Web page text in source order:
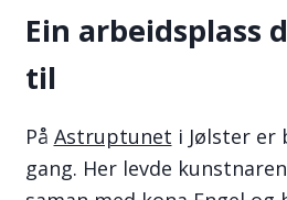
Ein arbeidsplass
til
På Astruptunet i Jølster er
gang. Her levde